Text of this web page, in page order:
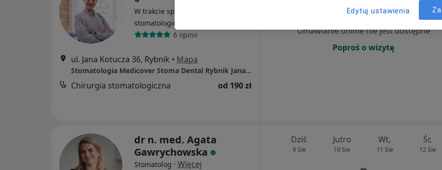
W trakcie specjalizacji (Chirurg
stomatologiczny)
6 opinii
ul. Jana Kotucza 36, Rybnik • Mapa
Stomatologia Medicover Stoma Dental Rybnik Jana Kotucza
Chirurgia stomatologiczna od 190 zł
Umawianie online nie jest dostępne
Poproś o wizytę
dr n. med. Agata
Gawrychowska
Stomatolog · Więcej
Dziś
9 Sie
Jutro
10 Sie
Wt,
11 Sie
Śr,
12 Sie
Edytuj ustawienia